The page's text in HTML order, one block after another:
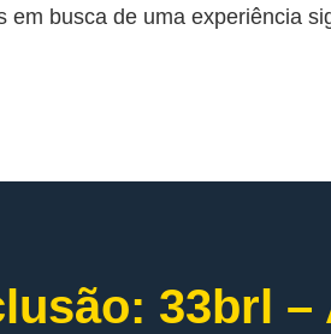
em busca de uma experiência
33brl